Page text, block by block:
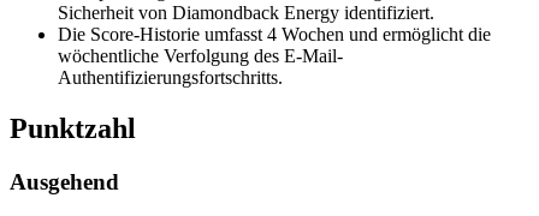
Sicherheit von Diamondback Energy identifiziert.
Die Score-Historie umfasst 4 Wochen und ermöglicht die
wöchentliche Verfolgung des E-Mail-
Authentifizierungsfortschritts.
Punktzahl
Ausgehend